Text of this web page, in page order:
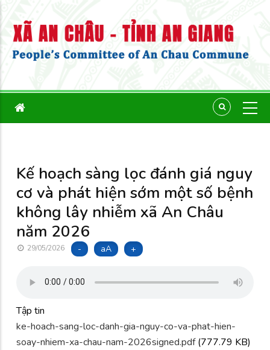
Kế hoạch sàng lọc đánh giá nguy
cơ và phát hiện sớm một số bệnh
không lây nhiễm xã An Châu
năm 2026
29/05/2026 - aA +
Tập tin
ke-hoach-sang-loc-danh-gia-nguy-co-va-phat-hien-
soay-nhiem-xa-chau-nam-2026signed.pdf (777.79 KB)